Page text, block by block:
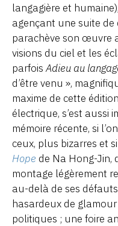
langagière et
agençant une suite
parachève son œuvre
visions du ciel et les
parfoisAdieu au
d’être venu »,
maxime de cette
électrique, s’est aussi
mémoire récente, si
ceux, plus bizarres et
Hope de Na Hong-Jin,
montage légèrement
au-delà de ses
hasardeux de
politiques ; une foire